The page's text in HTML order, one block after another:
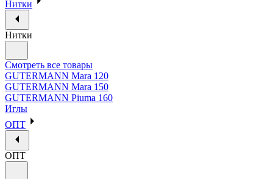
Нитки
Нитки
Смотреть все товары
GUTERMANN Mara 120
GUTERMANN Mara 150
GUTERMANN Piuma 160
Иглы
ОПТ
ОПТ